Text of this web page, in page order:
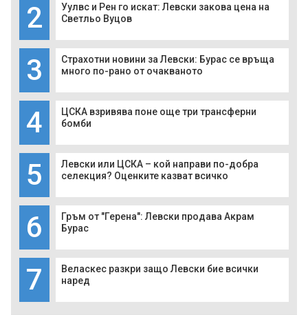
2
Уулвс и Рен го искат: Левски закова цена на
Светльо Вуцов
3
Страхотни новини за Левски: Бурас се връща
много по-рано от очакваното
4
ЦСКА взривява поне още три трансферни
бомби
5
Левски или ЦСКА – кой направи по-добра
селекция? Оценките казват всичко
6
Гръм от "Герена": Левски продава Акрам
Бурас
7
Веласкес разкри защо Левски бие всички
наред